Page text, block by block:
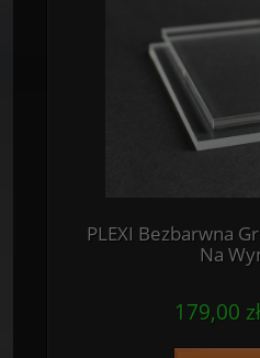
PLEXI Bezbarwna
Na
179,00 zł